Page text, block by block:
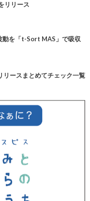
リリース
動を「t-Sort MAS」で吸収
リースまとめてチェック一覧